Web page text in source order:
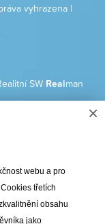
vyhrazena |
SW Realman
×
webu a pro
třetích
obsahu
jako